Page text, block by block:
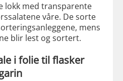
lokk med transparente
våre. De sorte
mens
blir lest og sortert.
i folie til flasker